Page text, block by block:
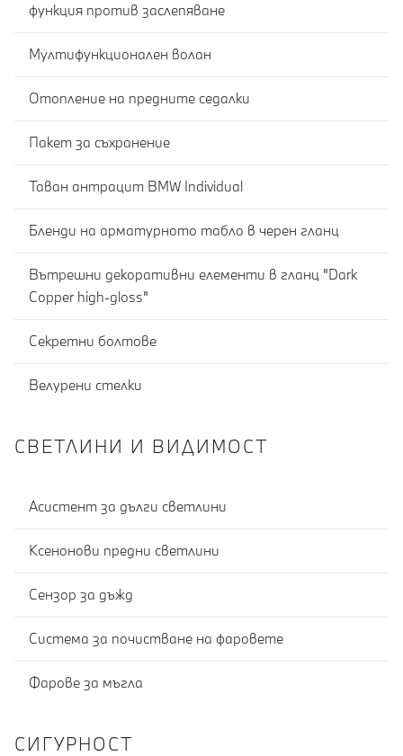
функция против заслепяване
Мултифункционален волан
Отопление на предните седалки
Пакет за съхранение
Таван антрацит BMW Individual
Бленди на арматурното табло в черен гланц
Вътрешни декоративни елементи в гланц "Dark
Copper high-gloss"
Секретни болтове
Велурени стелки
СВЕТЛИНИ И ВИДИМОСТ
Асистент за дълги светлини
Ксенонови предни светлини
Сензор за дъжд
Система за почистване на фаровете
Фарове за мъгла
СИГУРНОСТ